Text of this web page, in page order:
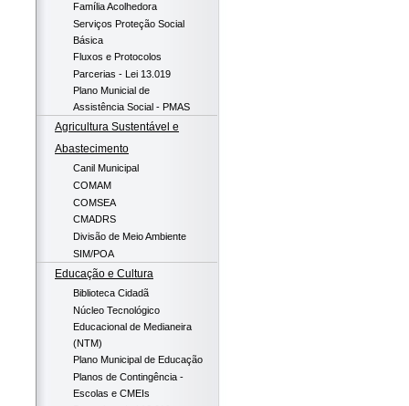
Família Acolhedora
Serviços Proteção Social
Básica
Fluxos e Protocolos
Parcerias - Lei 13.019
Plano Municial de
Assistência Social - PMAS
Agricultura Sustentável e
Abastecimento
Canil Municipal
COMAM
COMSEA
CMADRS
Divisão de Meio Ambiente
SIM/POA
Educação e Cultura
Biblioteca Cidadã
Núcleo Tecnológico
Educacional de Medianeira
(NTM)
Plano Municipal de Educação
Planos de Contingência -
Escolas e CMEIs